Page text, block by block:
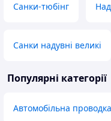
Санки-тюбінг
Санки надувні великі
Популярні категорії
Автомобільна